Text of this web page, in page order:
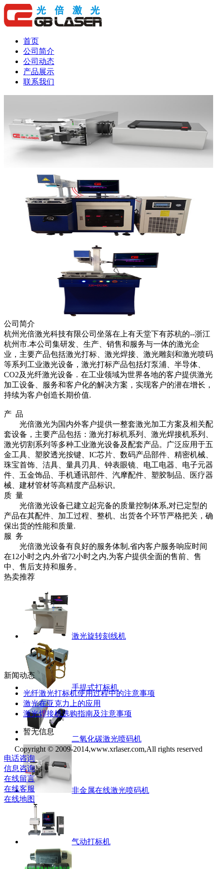
首页
公司简介
公司动态
产品展示
联系我们
公司简介
杭州光倍激光科技有限公司坐落在上有天堂下有苏杭的--浙江
杭州市.本公司集研发、生产、销售和服务与一体的激光企
业，主要产品包括激光打标、激光焊接、激光雕刻和激光喷码
等系列工业激光设备，激光打标产品包括灯泵浦、半导体、
CO2及光纤激光设备．在工业领域为世界各地的客户提供激光
加工设备、服务和客户化的解决方案，实现客户的潜在增长，
持续为客户创造长期价值.
产 品
光倍激光为国内外客户提供一整套激光加工方案及相关配
套设备，主要产品包括：激光打标机系列、激光焊接机系列、
激光切割系列等多种工业激光设备及配套产品。广泛应用于五
金工具、塑胶透光按键、 IC芯片、数码产品部件、精密机械、
珠宝首饰、洁具、量具刃具、钟表眼镜、电工电器、电子元器
件、五金饰品、手机通讯部件、汽摩配件、塑胶制品、医疗器
械、建材管材等高精度产品标识。
质 量
光倍激光设备已建立起完备的质量控制体系,对已定型的
产品在其配件、加工过程、整机、出货各个环节严格把关，确
保出货的性能和质量.
服 务
光倍激光设备有良好的服务体制 ,省内客户服务响应时间
在12小时之内,外省72小时之内,为客户提供全面的售前、售
中、售后支持和服务。
热卖推荐
激光旋转刻线机
手提式打标机
二氧化碳激光喷码机
非金属在线激光喷码机
气动打标机
新闻动态
光纤激光打标机使用过程中的注意事项
激光在亚克力上的应用
激光焊接机选购指南及注意事项
暂无信息
Copyright © 2009-2014,www.xrlaser.com,All rights reserved
电话咨询
信息咨询
在线留言
在线客服
在线地图